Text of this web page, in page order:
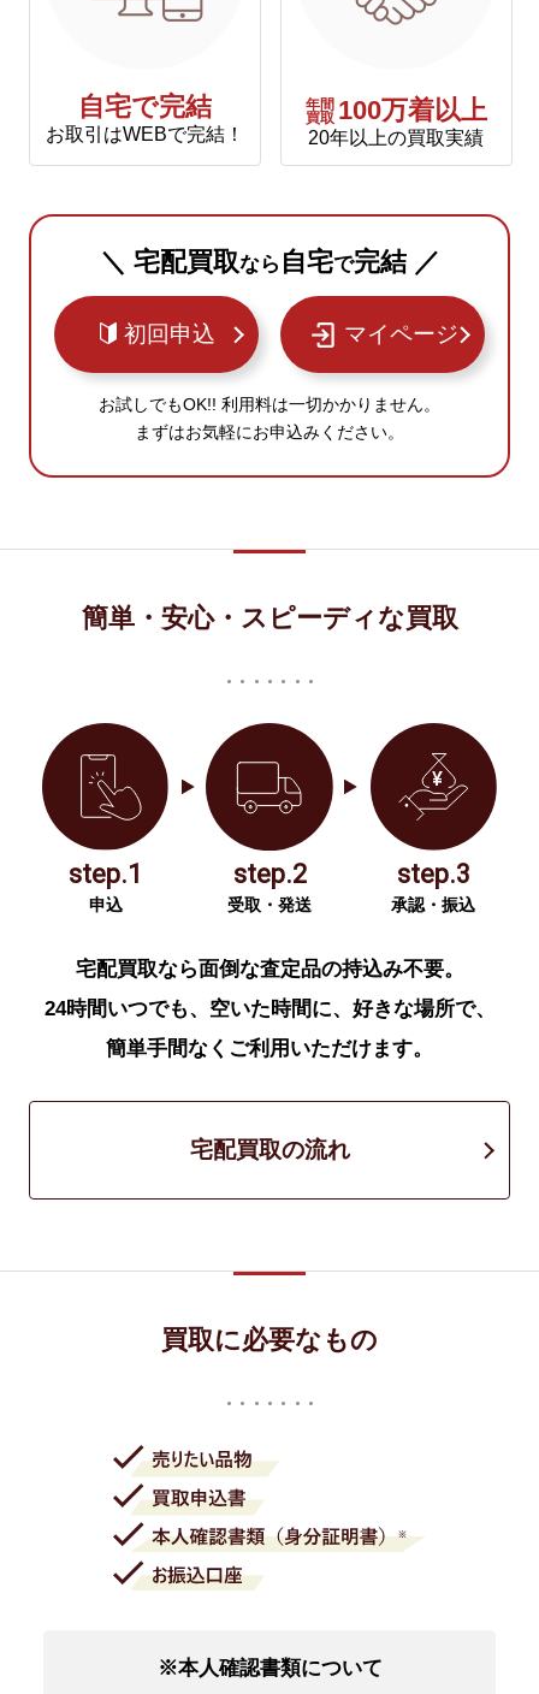
自宅で完結
お取引はWEBで完結！
年間
買取 100万着以上
20年以上の買取実績
＼ 宅配買取なら 自宅で完結 ／
初回申込 マイページ
お試しでもOK!! 利用料は一切かかりません。
まずはお気軽にお申込みください。
簡単・安心・スピーディな買取
step.1
申込
step.2
受取・発送
step.3
承認・振込
宅配買取なら面倒な査定品の持込み不要。
24時間いつでも、空いた時間に、好きな場所で、
簡単手間なくご利用いただけます。
宅配買取の流れ
買取に必要なもの
※本人確認書類について